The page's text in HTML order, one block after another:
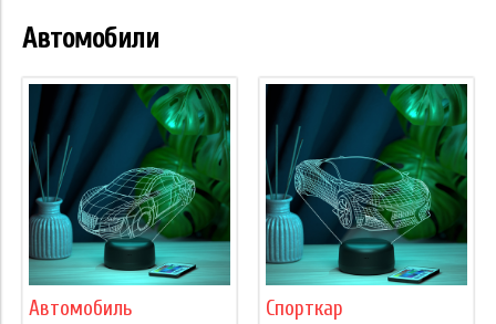
Автомобили
Автомобиль Спорткар